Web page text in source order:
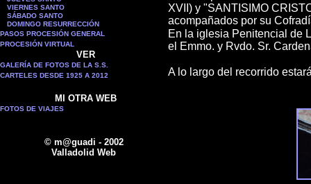
VIERNES SANTO
SÁBADO SANTO
DOMINGO RESURRECCIÓN
PASOS PROCESIÓN GENERAL
PROCESIÓN VIRTUAL
VER
GALERÍA DE FOTOS DE LA S.S.
CARTELES DESDE 1925 A 2012
MI OTRA WEB
FOTOS DE VIAJES
© m@guadi - 2002
Valladolid Web
XVII) y "SANTISIMO
acompañados por su
En la iglesia Penitencial de
el Emmo. y Rvdo. Sr.
A lo largo del recorrido